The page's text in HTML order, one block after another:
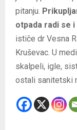
pitanju.
otpada radi se
ističe dr Vesna
Kruševac. U
skalpeli, igle,
ostali sanitetski